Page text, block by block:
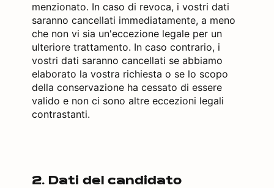
menzionato. In caso di revoca, i vostri dati
saranno cancellati immediatamente, a meno
che non vi sia un'eccezione legale per un
ulteriore trattamento. In caso contrario, i
vostri dati saranno cancellati se abbiamo
elaborato la vostra richiesta o se lo scopo
della conservazione ha cessato di essere
valido e non ci sono altre eccezioni legali
contrastanti.
2. Dati del candidato